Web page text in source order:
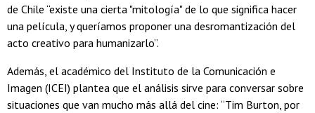
de Chile “existe una cierta "mitología" de lo que significa hacer
una película, y queríamos proponer una desromantización del
acto creativo para humanizarlo”.
Además, el académico del Instituto de la Comunicación e
Imagen (ICEI) plantea que el análisis sirve para conversar sobre
situaciones que van mucho más allá del cine: “Tim Burton, por